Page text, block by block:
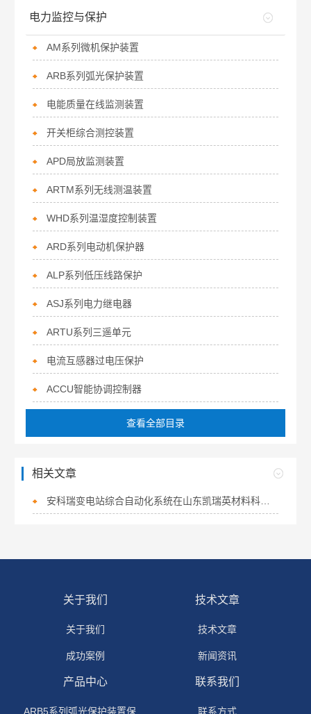
电力监控与保护
AM系列微机保护装置
ARB系列弧光保护装置
电能质量在线监测装置
开关柜综合测控装置
APD局放监测装置
ARTM系列无线测温装置
WHD系列温湿度控制装置
ARD系列电动机保护器
ALP系列低压线路保护
ASJ系列电力继电器
ARTU系列三遥单元
电流互感器过电压保护
ACCU智能协调控制器
查看全部目录
相关文章
关于我们
关于我们
成功案例
技术文章
技术文章
新闻资讯
产品中心
ARB5系列弧光保护装置保护功能原理
联系我们
联系方式